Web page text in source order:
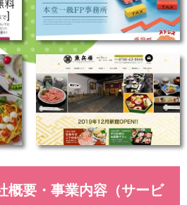
概要・事業内容（サービ